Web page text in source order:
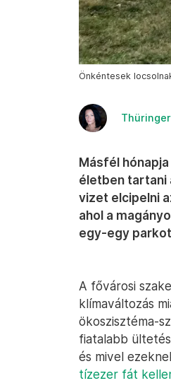
Önkéntesek
Másfél
életben tartani
vizet elcipelni
ahol a
egy-egy
A fővárosi
klímaváltozás
ökoszisztéma-
fiatalabb
és mivel
tízezer fát